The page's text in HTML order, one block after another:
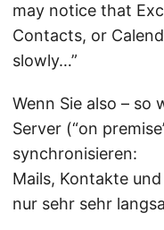
may notice that
Contacts, or
slowly…”
Wenn Sie also – so
Server (“on
synchronisieren:
Mails, Kontakte
nur sehr sehr